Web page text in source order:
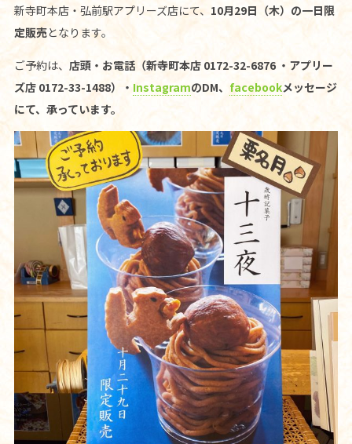
新寺町本店・弘前駅アプリーズ店にて、 10月29日（木）の一日限
定販売となります。
ご予約は、 店頭・お電話（新寺町本店 0172-32-6876 ・アプリー
ズ店 0172-33-1488）・ InstagramのDM、 facebookメッセージ
にて、承っています。